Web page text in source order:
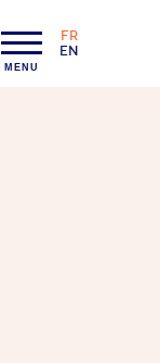
MENU
LANGAGE :
FR
EN